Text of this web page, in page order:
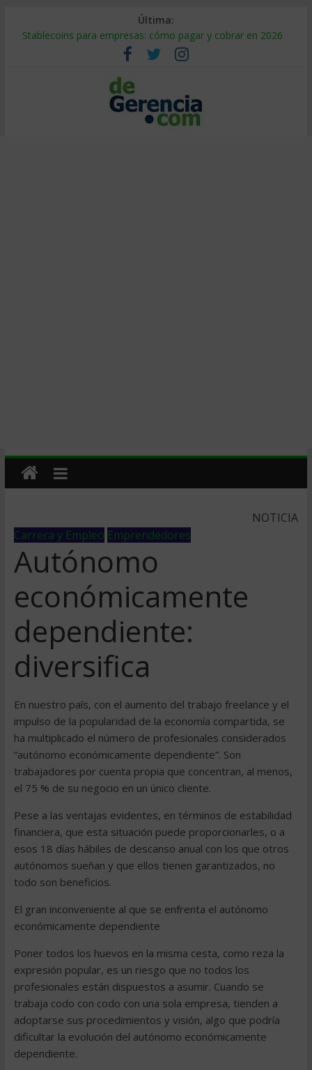
Última:
Stablecoins para empresas: cómo pagar y cobrar en 2026
Despido silencioso: qué es y por qué sale tan caro
IA en selección de personal: cómo auditarla a tiempo
Trabajo forzoso en la cadena de suministro: qué hacer
Mercado hispano de EE. UU.: cómo segmentarlo y venderle
NOTICIA
Carrera y Empleo Emprendedores
Autónomo
económicamente
dependiente:
diversifica
En nuestro país, con el aumento del trabajo freelance y el
impulso de la popularidad de la economía compartida, se
ha multiplicado el número de profesionales considerados
“autónomo económicamente dependiente”. Son
trabajadores por cuenta propia que concentran, al menos,
el 75 % de su negocio en un único cliente.
Pese a las ventajas evidentes, en términos de estabilidad
financiera, que esta situación puede proporcionarles, o a
esos 18 días hábiles de descanso anual con los que otros
autónomos sueñan y que ellos tienen garantizados, no
todo son beneficios.
El gran inconveniente al que se enfrenta el autónomo
económicamente dependiente
Poner todos los huevos en la misma cesta, como reza la
expresión popular, es un riesgo que no todos los
profesionales están dispuestos a asumir. Cuando se
trabaja codo con codo con una sola empresa, tienden a
adoptarse sus procedimientos y visión, algo que podría
dificultar la evolución del autónomo económicamente
dependiente.